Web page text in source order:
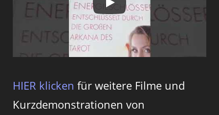
HIER klicken für weitere Filme und
Kurzdemonstrationen von